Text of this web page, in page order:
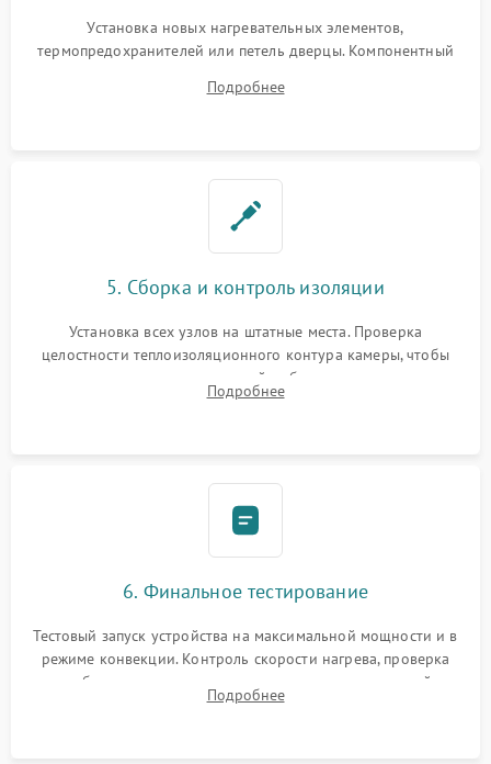
Установка новых нагревательных элементов,
термопредохранителей или петель дверцы. Компонентный
выгоревших реле, восстановление контактов и замена
Подробнее
5. Сборка и контроль изоляции
Установка всех узлов на штатные места. Проверка
целостности теплоизоляционного контура камеры, чтобы
исключить перегрев кухонной мебели и потерю тепла.
Надежная фиксация клемм и сборка корпуса шкафа.
Подробнее
6. Финальное тестирование
Тестовый запуск устройства на максимальной мощности и в
режиме конвекции. Контроль скорости нагрева, проверка
срабатывания термостата при достижении заданной
температуры и тест на отсутствие утечек тока.
Подробнее